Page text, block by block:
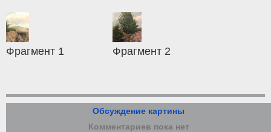
Фрагмент 1 Фрагмент 2
Обсуждение картины
Комментариев пока нет